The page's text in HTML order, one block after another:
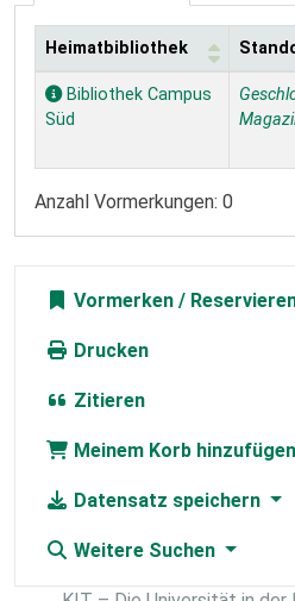
Exemplare
Heimatbibliothek
Bibliothek Campus
Süd
Anzahl Vormerkungen: 0
Vormerken
Drucken
Zitieren
Meinem Korb hinzufügen
Datensatz speichern
Weitere Suchen